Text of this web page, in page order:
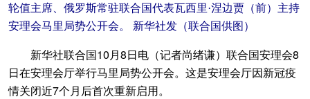
轮值主席、俄罗斯常驻联合国代表瓦西里·涅边贾（前）主持
安理会马里局势公开会。 新华社发（联合国供图）
新华社联合国10月8日电（记者尚绪谦）联合国安理会8
日在安理会厅举行马里局势公开会。这是安理会厅因新冠疫
情关闭近7个月后首次重新启用。